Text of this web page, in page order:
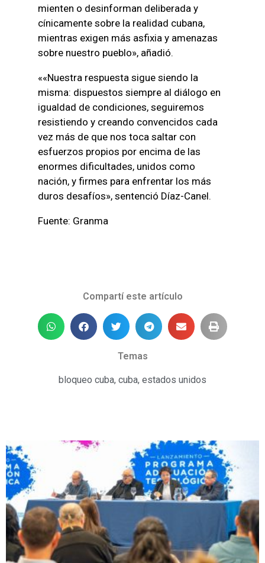
mienten o desinforman deliberada y
cínicamente sobre la realidad cubana,
mientras exigen más asfixia y amenazas
sobre nuestro pueblo», añadió.
««Nuestra respuesta sigue siendo la
misma: dispuestos siempre al diálogo en
igualdad de condiciones, seguiremos
resistiendo y creando convencidos cada
vez más de que nos toca saltar con
esfuerzos propios por encima de las
enormes dificultades, unidos como
nación, y firmes para enfrentar los más
duros desafíos», sentenció Díaz-Canel.
Fuente: Granma
Compartí este artículo
Temas
bloqueo cuba, cuba, estados unidos